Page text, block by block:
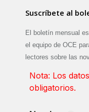
Suscríbete al
El boletín mensual
el equipo de OCE
lectores sobre las